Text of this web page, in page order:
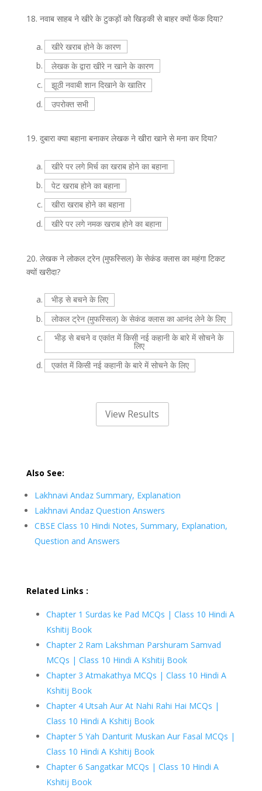
18. नवाब साहब ने खीरे के टुकड़ों को खिड़की से बाहर क्यों फेंक दिया?
a.
खीरे खराब होने के कारण
b.
लेखक के द्वारा खीरे न खाने के कारण
c.
झूठी नवाबी शान दिखाने के खातिर
d.
उपरोक्त सभी
19. दुबारा क्या बहाना बनाकर लेखक ने खीरा खाने से मना कर दिया?
a.
खीरे पर लगे मिर्च का खराब होने का बहाना
b.
पेट खराब होने का बहाना
c.
खीरा खराब होने का बहाना
d.
खीरे पर लगे नमक खराब होने का बहाना
20. लेखक ने लोकल ट्रेन (मुफस्सिल) के सेकंड क्लास का महंगा टिकट
क्यों खरीदा?
a.
भीड़ से बचने के लिए
b.
लोकल ट्रेन (मुफस्सिल) के सेकंड क्लास का आनंद लेने के लिए
c.
भीड़ से बचने व एकांत में किसी नई कहानी के बारे में सोचने के
लिए
d.
एकांत में किसी नई कहानी के बारे में सोचने के लिए
Also See:
Lakhnavi Andaz Summary, Explanation
Lakhnavi Andaz Question Answers
CBSE Class 10 Hindi Notes, Summary, Explanation,
Question and Answers
Related Links :
Chapter 1 Surdas ke Pad MCQs | Class 10 Hindi A
Kshitij Book
Chapter 2 Ram Lakshman Parshuram Samvad
MCQs | Class 10 Hindi A Kshitij Book
Chapter 3 Atmakathya MCQs | Class 10 Hindi A
Kshitij Book
Chapter 4 Utsah Aur At Nahi Rahi Hai MCQs |
Class 10 Hindi A Kshitij Book
Chapter 5 Yah Danturit Muskan Aur Fasal MCQs |
Class 10 Hindi A Kshitij Book
Chapter 6 Sangatkar MCQs | Class 10 Hindi A
Kshitij Book